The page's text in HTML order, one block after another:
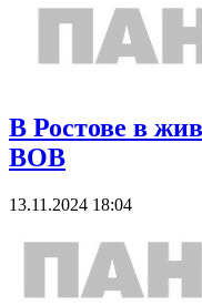
В Ростове в
ВОВ
13.11.2024 18:04